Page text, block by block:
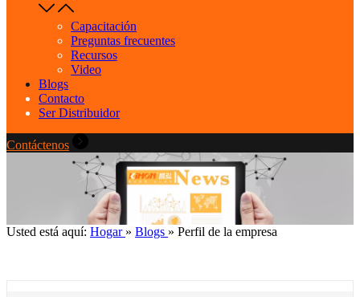
Capacitación
Preguntas frecuentes
Recursos
Video
Blogs
Contacto
Ser Distribuidor
Contáctenos
Usted está aquí: Hogar » Blogs » Perfil de la empresa